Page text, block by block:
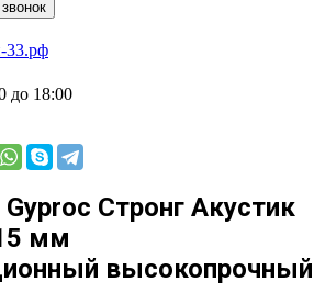
33.рф
до 18:00
Gyproc Стронг Акустик
мм
высокопрочный